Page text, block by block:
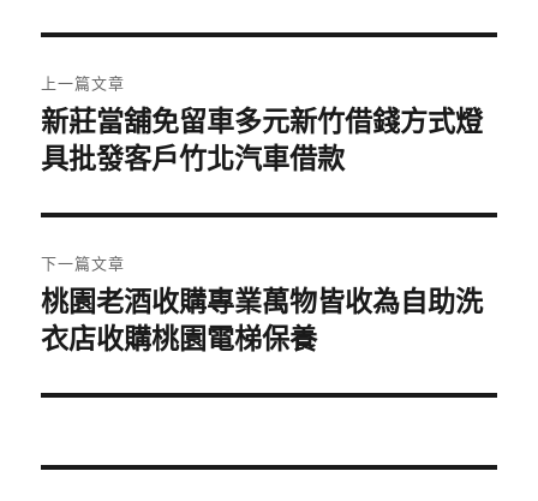
章
導
覽
上一篇文章
上
一
文
章:
新莊當舖免留車多元新竹借錢方式燈
具批發客戶竹北汽車借款
下一篇文章
下
一
文
桃園老酒收購專業萬物皆收為自助洗
衣店收購桃園電梯保養